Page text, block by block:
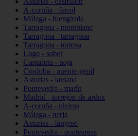
A-coruña - ferrol
Málaga - fuengirola
Tarragona - montblanc
Tarragona - tarragona
Tarragona - tortosa
Lugo - sober
Cantabria - noja
Córdoba - puente-genil
Asturias - laviana
Pontevedra - marín
Madrid - torrejón-de-ardoz
A-coruña - oleiros
Málaga - nerja
Asturias - langreo
Pontevedra - ponteareas